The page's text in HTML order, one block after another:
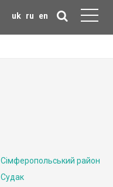
uk ru en
Сімферопольський район
Судак